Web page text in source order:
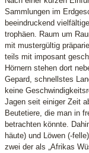
Sammlungen im
beeindruckend
trophäen. Raum um
mit mustergültig
teils mit imposant
Hörnern stehen dort
Gepard, schnellstes
keine
Jagen seit einiger Zeit
Beutetiere, die man in
betrachten könnte.
häute) und Löwen (-
zwei der als „Afrikas